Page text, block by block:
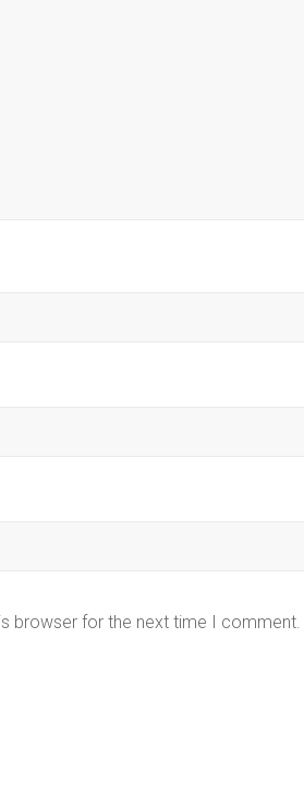
browser for the next time I comment.